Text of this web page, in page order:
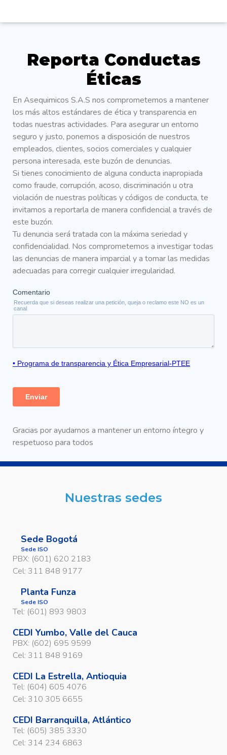
Reporta Conductas
Éticas
En Asequimicos S.A.S nos comprometemos a mantener
los más altos estándares de ética y transparencia en
todas nuestras actividades. Para asegurar un entorno
seguro y justo, ponemos a disposición de nuestros
empleados, clientes, socios comerciales y cualquier
persona interesada, este buzón de denuncias.
Si tienes conocimiento de alguna conducta inapropiada
como fraude, corrupción, acoso, discriminación u otra
violación de nuestras políticas y códigos de conducta, te
invitamos a reportarla de manera confidencial a través de
este buzón.
Tu denuncia será tratada con la máxima seriedad y
confidencialidad. Nos comprometemos a investigar todas
las denuncias de manera imparcial y a tomar las medidas
adecuadas para corregir cualquier irregularidad.
Gracias por ayudarnos a mantener un entorno íntegro y
respetuoso para todos
Nuestras sedes
Sede Bogotá
Sede ISO
PBX: (601) 620 2183
Cel: 311 848 9177
Planta Funza
Sede ISO
Tel: (601) 893 9803
CEDI Yumbo, Valle del Cauca
PBX: (602) 695 9599
Cel: 311 848 9169
CEDI La Estrella, Antioquia
Tel: (604) 605 4076
Cel: 310 305 6655
CEDI Barranquilla, Atlántico
Tel: (605) 385 3330
Cel: 314 234 6863